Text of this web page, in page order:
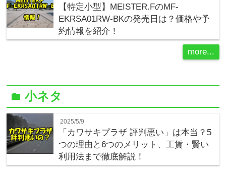
【特定小型】MEISTER.FのMF-
EKRSA01RW-BKの発売日は？価格や予
約情報を紹介！
more...
folder小ネタ
2025/5/9
「カワサキプラザ 評判悪い」は本当？5
つの理由と6つのメリット、工賃・賢い
利用法まで徹底解説！